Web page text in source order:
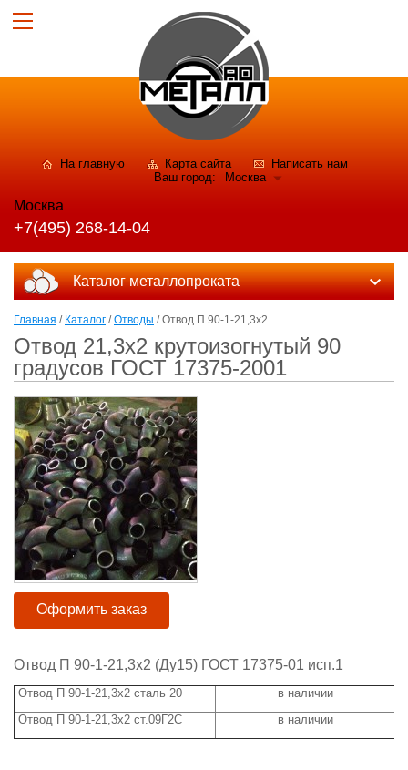
На главную Карта сайта
Написать нам
Ваш город:
Москва
Москва
+7(495) 268-14-04
Каталог металлопроката
Главная / Каталог /Отводы / Отвод П 90-1-21,3х2
Отвод 21,3х2 крутоизогнутый 90
градусов ГОСТ 17375-2001
Оформить заказ
Отвод П 90-1-21,3х2 (Ду15) ГОСТ 17375-01 исп.1
Отвод П 90-1-21,3х2 сталь 20
в наличии
Отвод П 90-1-21,3х2 ст.09Г2С
в наличии